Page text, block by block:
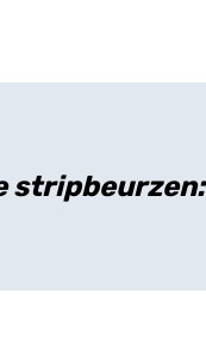
stripbeurzen: